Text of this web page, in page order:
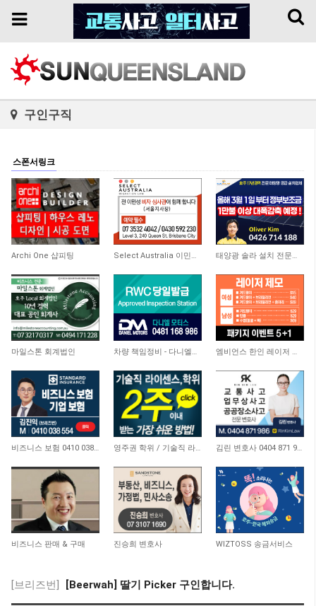
Toggle
Toggle
구인구직
스폰서링크
9,083
Archi One 샵피팅 9,655 Select Australia 이민전문 11,335 태양광 솔라 설치 전문업체
4,472
마일스톤 회계법인 4,728 차량 책임정비 - 다니엘모터스 3,580 엠비언스 한인 레이저 클리닉
3,439 비즈니스 보험 0410 038 554 20,173 영주권 학위 / 기술직 라이센스 최소2주안에 받기! (요리, 페인팅, 용접, 차일드케어 등… 9,390 김린 변호사 0404 871 986
11,078
비즈니스 판매 & 구매 7,695
진승희 변호사 8,311
WIZTOSS 송금서비스
[브리즈번] [Beerwah] 딸기 Picker 구인합니다.